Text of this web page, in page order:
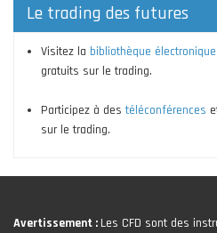
Le trading des futures
Visitez la bibliothèque électronique
gratuits sur le trading.
Participez à destéléconférences
sur le trading.
Avertissement : Les CFD sont des